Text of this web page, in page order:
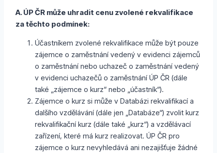
A. ÚP ČR může uhradit cenu zvolené rekvalifikace
za těchto podmínek:
Účastníkem zvolené rekvalifikace může být pouze
zájemce o zaměstnání vedený v evidenci zájemců
o zaměstnání nebo uchazeč o zaměstnání vedený
v evidenci uchazečů o zaměstnání ÚP ČR (dále
také „zájemce o kurz“ nebo „účastník“).
Zájemce o kurz si může v Databázi rekvalifikací a
dalšího vzdělávání (dále jen „Databáze“) zvolit kurz
rekvalifikační kurz (dále také „kurz“) a vzdělávací
zařízení, které má kurz realizovat. ÚP ČR pro
zájemce o kurz nevyhledává ani nezajišťuje žádné